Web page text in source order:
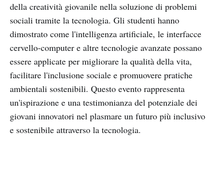
della creatività giovanile nella soluzione di problemi
sociali tramite la tecnologia. Gli studenti hanno
dimostrato come l'intelligenza artificiale, le interfacce
cervello-computer e altre tecnologie avanzate possano
essere applicate per migliorare la qualità della vita,
facilitare l'inclusione sociale e promuovere pratiche
ambientali sostenibili. Questo evento rappresenta
un'ispirazione e una testimonianza del potenziale dei
giovani innovatori nel plasmare un futuro più inclusivo
e sostenibile attraverso la tecnologia.